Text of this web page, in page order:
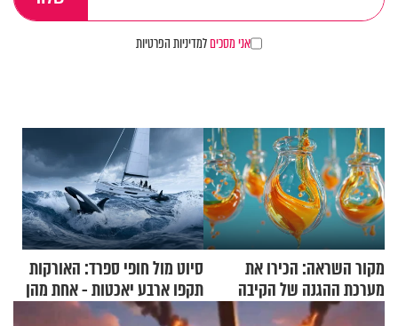
אני מסכיםלמדיניות הפרטיות
מקור השראה: הכירו את
מערכת ההגנה של הקיבה
סיוט מול חופי ספרד: האורקות
תקפו ארבע יאכטות - אחת מהן
טבעה